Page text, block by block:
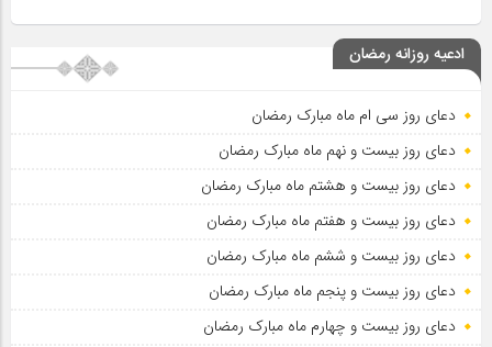
ادعیه روزانه رمضان
دعای روز سی ام ماه مبارک رمضان
دعای روز بیست و نهم ماه مبارک رمضان
دعای روز بیست و هشتم ماه مبارک رمضان
دعای روز بیست و هفتم ماه مبارک رمضان
دعای روز بیست و ششم ماه مبارک رمضان
دعای روز بیست و پنجم ماه مبارک رمضان
دعای روز بیست و چهارم ماه مبارک رمضان